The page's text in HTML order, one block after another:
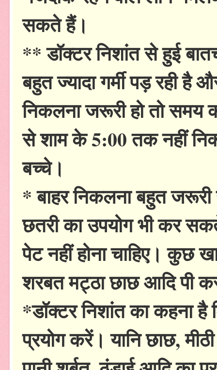
सकते हैं।
** डॉक्टर निशांत से हुई
बहुत ज्यादा गर्मी पड़ रही है
निकलना जरूरी हो तो
से शाम के 5:00 तक नहीं
बच्चे।
* बाहर निकलना बहुत
छतरी का उपयोग भी कर
पेट नहीं होना चाहिए। कुछ
शरबत मट्ठा छाछ आदि पी
*डॉक्टर निशांत का कहना है
प्रयोग करें। यानि छाछ,